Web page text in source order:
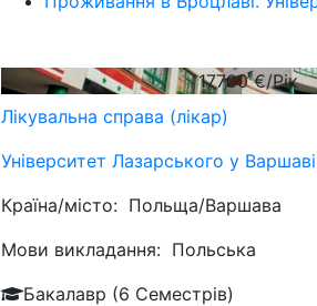
17700€/Рік
Лікувальна справа (лікар)
Університет Лазарського у
Країна/місто: Польща/Варшава
Мови викладання: Польська
Бакалавр (6 Семестрів)